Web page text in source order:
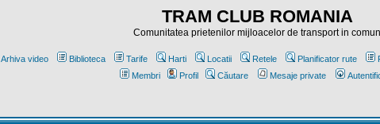
TRAM CLUB ROMANIA
Comunitatea prietenilor mijloacelor de transport in comun
Arhiva video Biblioteca Tarife Harti Locatii Retele Planificator rute
Membri
Profil Căutare Mesaje private